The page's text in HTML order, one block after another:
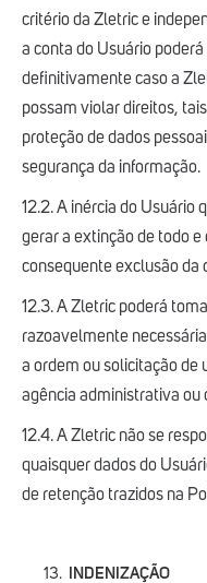
critério da Zletric e
a conta do Usuário
definitivamente caso a
possam violar direitos,
proteção de dados
segurança da informação.
12.2. A inércia do Usuário
gerar a extinção de todo
consequente exclusão da
12.3. A Zletric poderá
razoavelmente
a ordem ou solicitação de
agência administrativa ou
12.4. A Zletric não se
quaisquer dados do
de retenção trazidos na
INDENIZAÇÃO